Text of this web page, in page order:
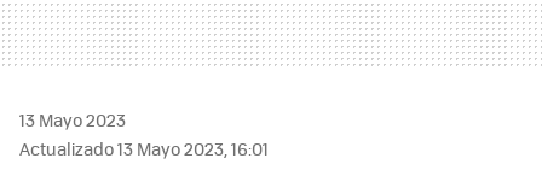
13 Mayo 2023
Actualizado 13 Mayo 2023, 16:01